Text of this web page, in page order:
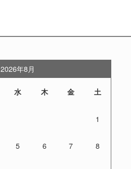
2026年8月
水 木 金 土
1
5 6 7 8